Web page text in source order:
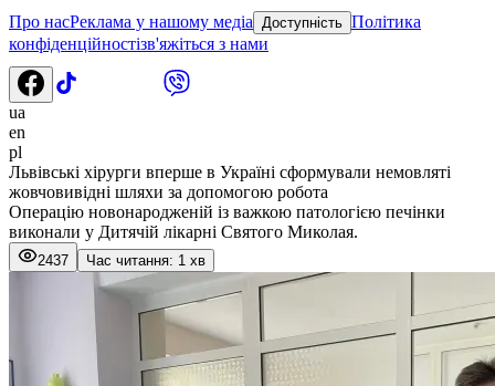
Про насРеклама у нашому медіа Доступність Політика
конфіденційностізв'яжіться з нами
ua
en
pl
Львівські хірурги вперше в Україні сформували немовляті
жовчовивідні шляхи за допомогою робота
Операцію новонародженій із важкою патологією печінки
виконали у Дитячій лікарні Святого Миколая.
2437 Час читання: 1 хв